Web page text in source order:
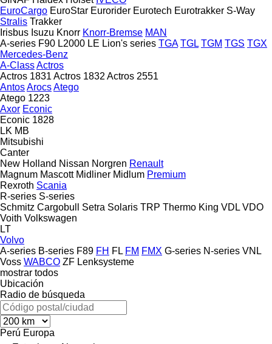
EuroCargo EuroStar Eurorider Eurotech Eurotrakker S-Way
Stralis Trakker
Irisbus Isuzu Knorr Knorr-Bremse MAN
A-series F90 L2000 LE Lion's series TGA TGL TGM TGS TGX
Mercedes-Benz
A-ClassActros
Actros 1831 Actros 1832 Actros 2551
AntosArocsAtego
Atego 1223
Axor Econic
Econic 1828
LK MB
Mitsubishi
Canter
New Holland Nissan Norgren Renault
Magnum Mascott Midliner Midlum Premium
Rexroth Scania
R-series S-series
Schmitz Cargobull
Setra Solaris TRP Thermo King VDL VDO
Voith Volkswagen
LT
Volvo
A-series B-series F89 FH FL FM FMX G-series N-series VNL
Voss WABCO ZF Lenksysteme
mostrar todos
Ubicación
Radio de búsqueda
Perú Europa